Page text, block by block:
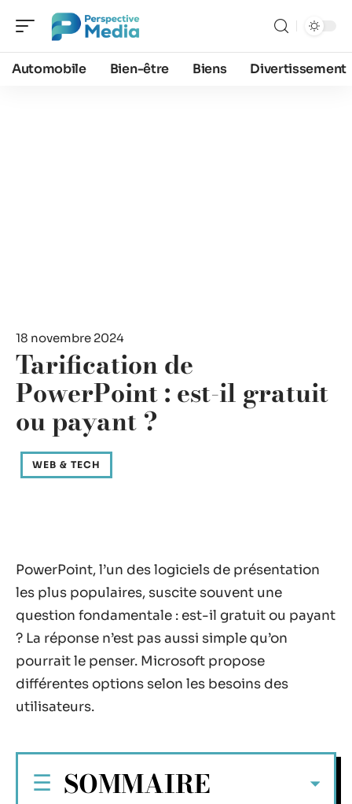
Automobile Bien-être Biens Divertissement
18 novembre 2024
Tarification de
PowerPoint : est-il gratuit
ou payant ?
WEB & TECH
PowerPoint, l’un des logiciels de présentation
les plus populaires, suscite souvent une
question fondamentale : est-il gratuit ou payant
? La réponse n’est pas aussi simple qu’on
pourrait le penser. Microsoft propose
différentes options selon les besoins des
utilisateurs.
SOMMAIRE